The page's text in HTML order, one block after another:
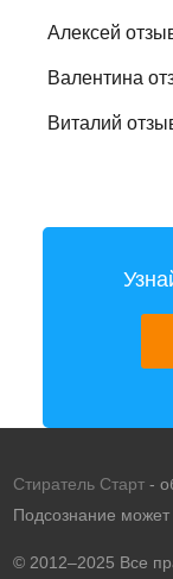
Алексей
Валентина
Виталий
Стиратель Старт-
Подсознание может
© 2012–2025 Все